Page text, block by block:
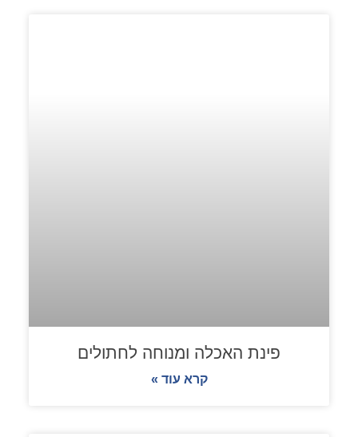
פינת האכלה ומנוחה לחתולים
קרא עוד »